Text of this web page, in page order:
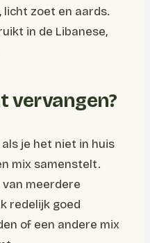
licht zoet en aards.
in de Libanese,
vervangen?
je het niet in huis
mix samenstelt.
meerdere
redelijk goed
of een andere mix